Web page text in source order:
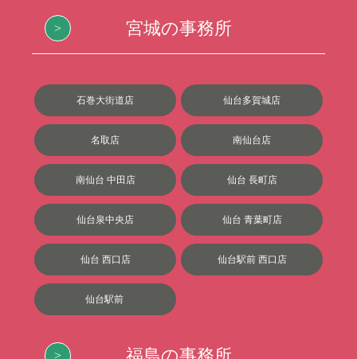
宮城の事務所
石巻大街道店 仙台多賀城店
名取店 南仙台店
南仙台 中田店 仙台 長町店
仙台泉中央店 仙台 青葉町店
仙台 西口店 仙台駅前 西口店
仙台駅前